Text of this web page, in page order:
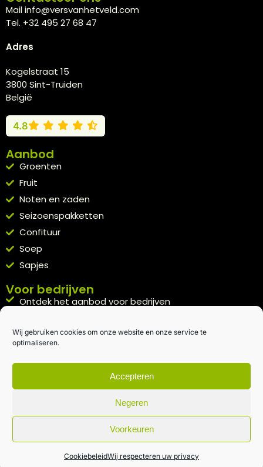
Wij gebruiken cookies om onze website en onze service te
optimaliseren.
Accepteren
Negeren
Voorkeuren
CookiebeleidWij respecteren uw privacy
Mail info@versvanhetveld.com
Tel. +32 495 27 68 47
Adres
Kogelstraat 15
3800 Sint-Truiden
België
4.8
Aanbod
Groenten
Fruit
Noten en zaden
Seizoenspakketten
Confituur
Soep
Sapjes
Voor bedrijven
Ontdek het aanbod voor bedrijven
Kennismakingspakket aanvragen
Blijft op de hoogte
Rechtstreeks van het veld naar je inbox.
Inschrijven nieuwsbrief
Algemene voorwaarden|Privacybeleid| gemaakt met door
creativitijd